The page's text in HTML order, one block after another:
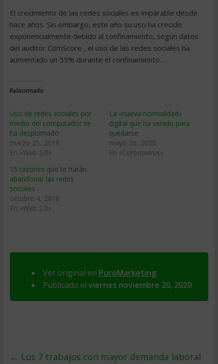
El crecimiento de las redes sociales es imparable desde
hace años. Sin embargo, este año su uso ha crecido
exponencialmente debido al confinamiento, según datos
del auditor ComScore , el uso de las redes sociales ha
aumentado un 55% durante el confinamiento…
Relacionado
Uso de redes sociales por
medio del computador se
ha desplomado
marzo 25, 2019
En «Web 2.0»
La «nueva normalidad»
digital que ha venido para
quedarse
mayo 26, 2020
En «Coronavirus»
15 razones que te harán
abandonar las redes
sociales
octubre 4, 2018
En «Web 2.0»
Ver original en PuroMarketing
Publicado el viernes noviembre 20, 2020
← Los 7 trabajos con mayor demanda laboral